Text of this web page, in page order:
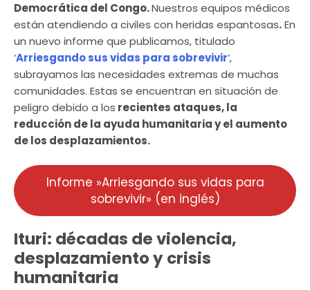
Democrática del Congo.Nuestros equipos médicos
están atendiendo a civiles con heridas espantosas.En
un nuevo informe que publicamos, titulado
‘Arriesgando sus vidas para sobrevivir’,
subrayamos las necesidades extremas de muchas
comunidades. Estas se encuentran en situación de
peligro debido a los recientes ataques, la
reducción de la ayuda humanitaria y el aumento
de los desplazamientos.
Informe »Arriesgando sus vidas para
sobrevivir» (en inglés)
Ituri: décadas de violencia,
desplazamiento y crisis
humanitaria